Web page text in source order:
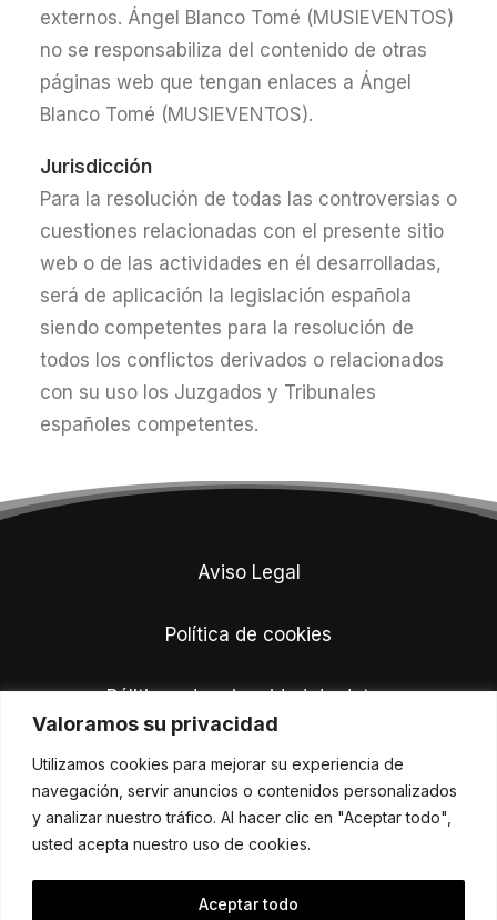
Valoramos su privacidad
Utilizamos cookies para mejorar su experiencia de
navegación, servir anuncios o contenidos personalizados
y analizar nuestro tráfico. Al hacer clic en "Aceptar todo",
usted acepta nuestro uso de cookies.
Aceptar todo
externos. Ángel Blanco Tomé (MUSIEVENTOS)
no se responsabiliza del contenido de otras
páginas web que tengan enlaces a Ángel
Blanco Tomé (MUSIEVENTOS).
Jurisdicción
Para la resolución de todas las controversias o
cuestiones relacionadas con el presente sitio
web o de las actividades en él desarrolladas,
será de aplicación la legislación española
siendo competentes para la resolución de
todos los conflictos derivados o relacionados
con su uso los Juzgados y Tribunales
españoles competentes.
Aviso Legal
Política de cookies
Póliticas de privacidad de datos